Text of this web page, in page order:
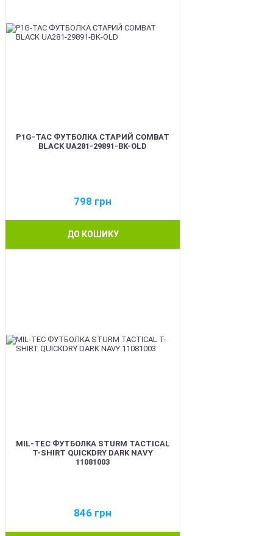
P1G-TAC ФУТБОЛКА СТАРИЙ COMBAT
BLACK UA281-29891-BK-OLD
798 грн
ДО КОШИКУ
MIL-TEC ФУТБОЛКА STURM TACTICAL
T-SHIRT QUICKDRY DARK NAVY
11081003
846 грн